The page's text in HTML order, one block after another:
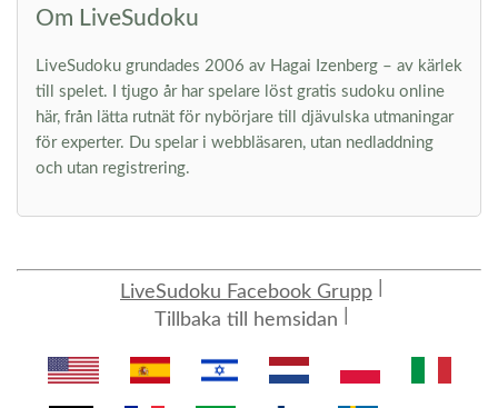
Om LiveSudoku
LiveSudoku grundades 2006 av Hagai Izenberg – av kärlek
till spelet. I tjugo år har spelare löst gratis sudoku online
här, från lätta rutnät för nybörjare till djävulska utmaningar
för experter. Du spelar i webbläsaren, utan nedladdning
och utan registrering.
LiveSudoku Facebook Grupp
Tillbaka till hemsidan